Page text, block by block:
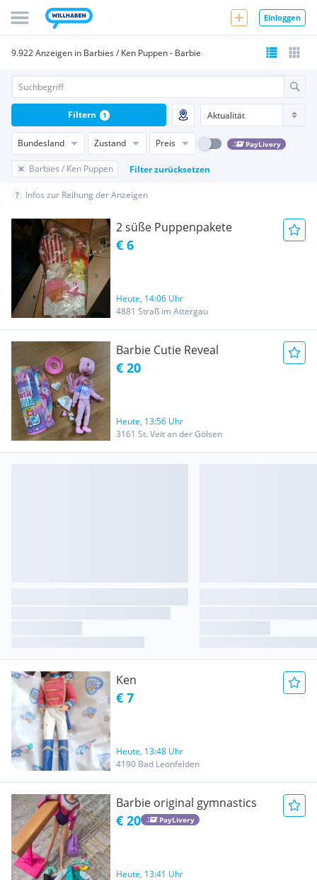
Einloggen
9.922 Anzeigen in Barbies / Ken Puppen - Barbie
Bundesland Zustand Preis PayLivery
Barbies / Ken Puppen Filter zurücksetzen
Filtern 1
Infos zur Reihung der Anzeigen
2 süße Puppenpakete
€ 6
Heute, 14:06 Uhr
4881 Straß im Attergau
Barbie Cutie Reveal
€ 20
Heute, 13:56 Uhr
3161 St. Veit an der Gölsen
Ken
€ 7
Heute, 13:48 Uhr
4190 Bad Leonfelden
Barbie original gymnastics
€ 20 PayLivery
Heute, 13:41 Uhr